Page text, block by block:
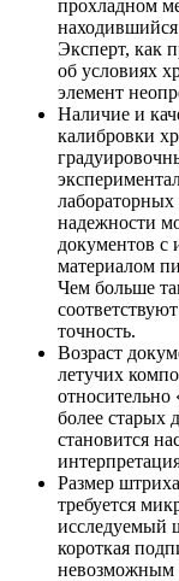
прохладном
Эксперт, как
об условиях
элемент
Наличие и
калибровки
надежности
документов с
материалом
Чем больше
точность.
Возраст
летучих
более старых
становится
Размер
требуется
исследуемый
короткая
невозможным